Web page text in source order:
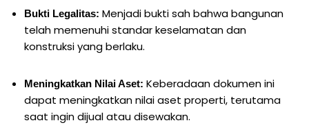
Bukti Legalitas: Menjadi bukti sah bahwa bangunan
telah memenuhi standar keselamatan dan
konstruksi yang berlaku.
Meningkatkan Nilai Aset: Keberadaan dokumen ini
dapat meningkatkan nilai aset properti, terutama
saat ingin dijual atau disewakan.